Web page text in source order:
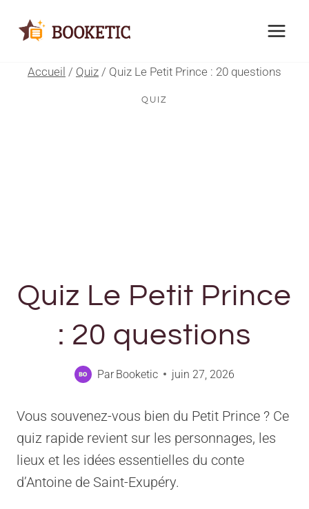
Accueil / Quiz / Quiz Le Petit Prince : 20 questions
QUIZ
Quiz Le Petit Prince
: 20 questions
Par Booketic juin 27, 2026
Vous souvenez-vous bien du Petit Prince ? Ce
quiz rapide revient sur les personnages, les
lieux et les idées essentielles du conte
d’Antoine de Saint-Exupéry.